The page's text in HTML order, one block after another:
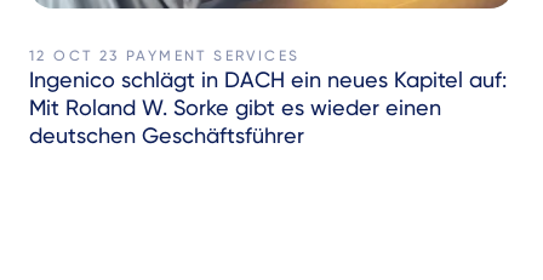
12 OCT 23 PAYMENT SERVICES
Ingenico schlägt in DACH ein neues Kapitel auf:
Mit Roland W. Sorke gibt es wieder einen
deutschen Geschäftsführer